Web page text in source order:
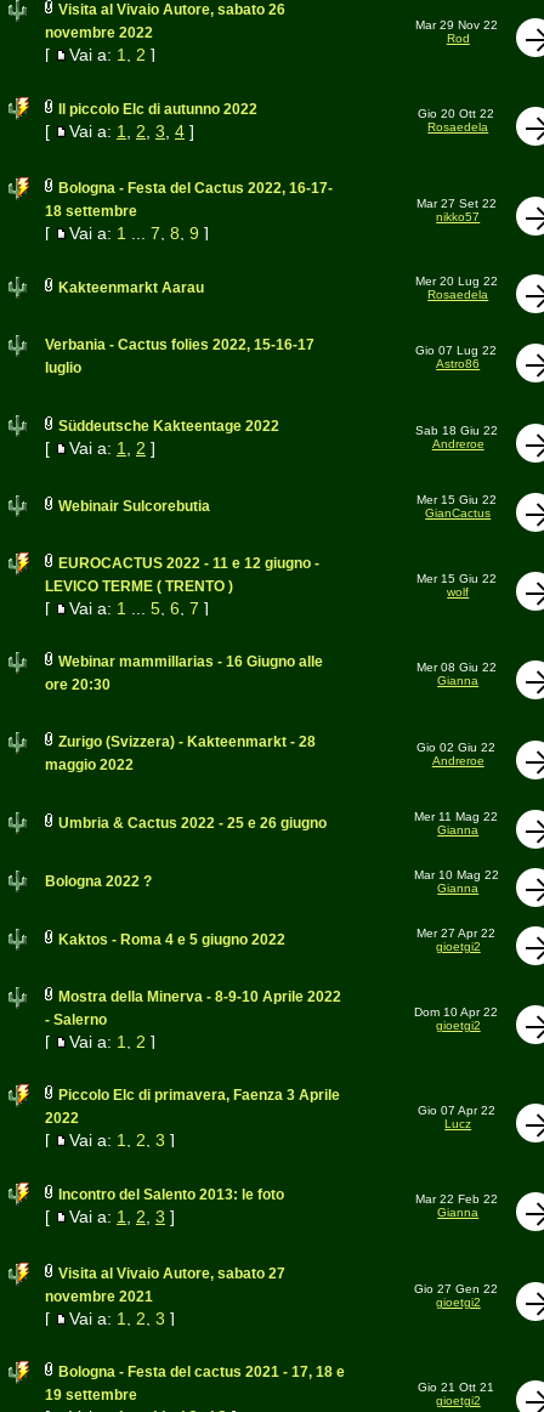
Visita al Vivaio Autore, sabato 26
novembre 2022
[ Vai a: 1 2 ]
Mar 29 Nov 22
Rod
Il piccolo Elc di autunno 2022
[ Vai a: 1 2 3 4]
Gio 20 Ott 22
Rosaedela
Bologna - Festa del Cactus 2022, 16-17-
18 settembre
[ Vai a: 1 7 8 9]
Mar 27 Set 22
nikko57
Kakteenmarkt Aarau
Mer 20 Lug 22
Rosaedela
Verbania - Cactus folies 2022, 15-16-17
luglio
Gio 07 Lug 22
Astro86
Süddeutsche Kakteentage 2022
[ Vai a: 1 2 ]
Sab 18 Giu 22
Andreroe
Webinair Sulcorebutia
Mer 15 Giu 22
GianCactus
EUROCACTUS 2022 - 11 e 12 giugno -
LEVICO TERME ( TRENTO )
[ Vai a: 1 5, 6 7 ]
Mer 15 Giu 22
wolf
Webinar mammillarias - 16 Giugno alle
ore 20:30
Mer 08 Giu 22
Gianna
Zurigo (Svizzera) - Kakteenmarkt - 28
maggio 2022
Gio 02 Giu 22
Andreroe
Umbria & Cactus 2022 - 25 e 26 giugno
Mer 11 Mag 22
Gianna
Bologna 2022 ?
Mar 10 Mag 22
Gianna
Kaktos - Roma 4 e 5 giugno 2022
Mer 27 Apr 22
gioetgi2
Mostra della Minerva - 8-9-10 Aprile 2022
- Salerno
[ Vai a: 1 2 ]
Dom 10 Apr 22
gioetgi2
Piccolo Elc di primavera, Faenza 3 Aprile
2022
[ Vai a: 1 2 3 ]
Gio 07 Apr 22
Lucz
Incontro del Salento 2013: le foto
[ Vai a: 1 2 3 ]
Mar 22 Feb 22
Gianna
Visita al Vivaio Autore, sabato 27
novembre 2021
[ Vai a: 1 2 3 ]
Gio 27 Gen 22
gioetgi2
Bologna - Festa del cactus 2021 - 17, 18 e
19 settembre
Gio 21 Ott 21
gioetgi2